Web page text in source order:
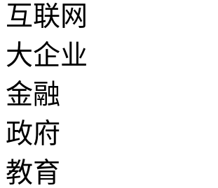
互联网
大企业
金融
政府
教育